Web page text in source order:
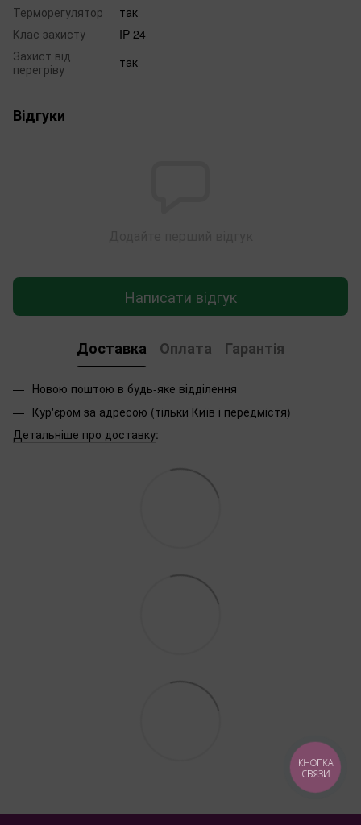
Терморегулятор
так
Клас захисту
IP 24
Захист від
перегріву
так
Відгуки
Написати відгук
Доставка Оплата Гарантія
Новою поштою в будь-яке відділення
Кур'єром за адресою (тільки Київ і передмістя)
Детальніше про доставку:
КНОПКА
СВЯЗИ